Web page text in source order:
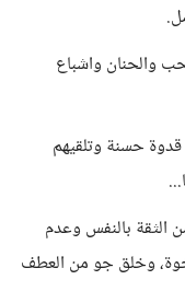
والحنان واشباع
حسنة وتلقيهم
الثقة بالنفس وعدم
وخلق جو من العطف